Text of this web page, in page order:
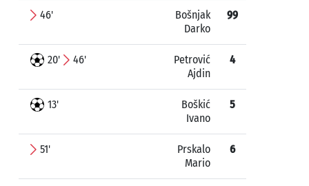
46'
Bošnjak
Darko
99
20' 46'
Petrović
Ajdin
4
13'
Boškić
Ivano
5
51'
Prskalo
Mario
6